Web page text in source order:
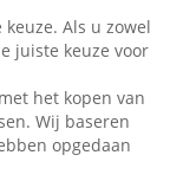
Als u zowel
juiste keuze voor
het kopen van
Wij baseren
opgedaan